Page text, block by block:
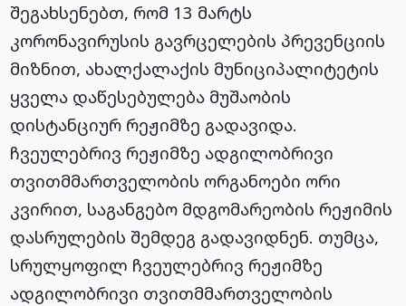
შეგახსენებთ, რომ 13 მარტს
კორონავირუსის გავრცელების პრევენციის
მიზნით, ახალქალაქის მუნიციპალიტეტის
ყველა დაწესებულება მუშაობის
დისტანციურ რეჟიმზე გადავიდა.
ჩვეულებრივ რეჟიმზე ადგილობრივი
თვითმმართველობის ორგანოები ორი
კვირით, საგანგებო მდგომარეობის რეჟიმის
დასრულების შემდეგ გადავიდნენ. თუმცა,
სრულყოფილ ჩვეულებრივ რეჟიმზე
ადგილობრივი თვითმმართველობის